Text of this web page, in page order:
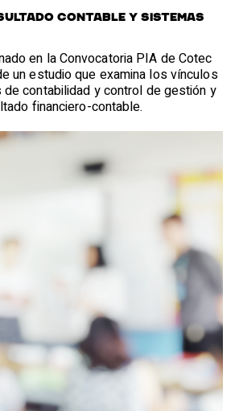
CONTABLE Y SISTEMAS
en la Convocatoria PIA de Cotec
un estudio que examina los vínculos
contabilidad y control de gestión y
financiero-contable.